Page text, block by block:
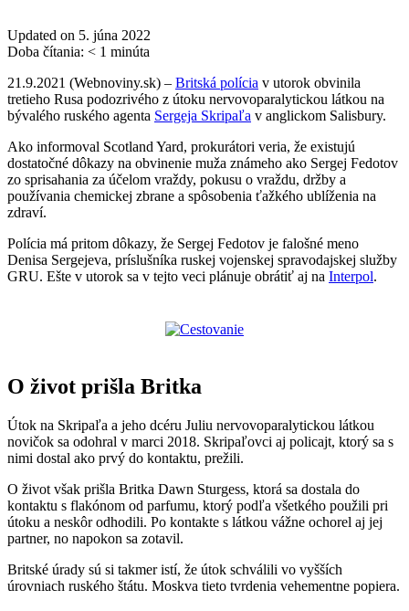
Updated on 5. júna 2022
Doba čítania: < 1 minúta
21.9.2021 (Webnoviny.sk) – Britská polícia v utorok obvinila
tretieho Rusa podozrivého z útoku nervovoparalytickou látkou na
bývalého ruského agenta Sergeja Skripaľa v anglickom Salisbury.
Ako informoval Scotland Yard, prokurátori veria, že existujú
dostatočné dôkazy na obvinenie muža známeho ako Sergej Fedotov
zo sprisahania za účelom vraždy, pokusu o vraždu, držby a
používania chemickej zbrane a spôsobenia ťažkého ublíženia na
zdraví.
Polícia má pritom dôkazy, že Sergej Fedotov je falošné meno
Denisa Sergejeva, príslušníka ruskej vojenskej spravodajskej služby
GRU. Ešte v utorok sa v tejto veci plánuje obrátiť aj na Interpol.
O život prišla Britka
Útok na Skripaľa a jeho dcéru Juliu nervovoparalytickou látkou
novičok sa odohral v marci 2018. Skripaľovci aj policajt, ktorý sa s
nimi dostal ako prvý do kontaktu, prežili.
O život však prišla Britka Dawn Sturgess, ktorá sa dostala do
kontaktu s flakónom od parfumu, ktorý podľa všetkého použili pri
útoku a neskôr odhodili. Po kontakte s látkou vážne ochorel aj jej
partner, no napokon sa zotavil.
Britské úrady sú si takmer istí, že útok schválili vo vyšších
úrovniach ruského štátu. Moskva tieto tvrdenia vehementne popiera.